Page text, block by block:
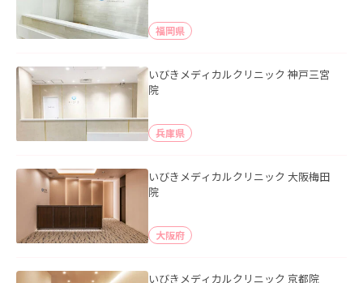
福岡県
いびきメディカルクリニック 神戸三宮
院
兵庫県
いびきメディカルクリニック 大阪梅田
院
大阪府
いびきメディカルクリニック 京都院